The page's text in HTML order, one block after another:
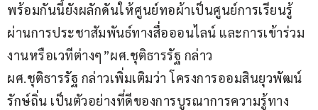
พร้อมกันนี้ยังผลักดันให้ศูนย์ทอผ้าเป็นศูนย์การเรียนรู้
ผ่านการประชาสัมพันธ์ทางสื่อออนไลน์ และการเข้าร่วม
งานหรือเวทีต่างๆ”ผศ.ชุติธารรัฐ กล่าว
ผศ.ชุติธารรัฐ กล่าวเพิ่มเติมว่า โครงการออมสินยุวพัฒน์
รักษ์ถิ่น เป็นตัวอย่างที่ดีของการบูรณาการความรู้ทาง